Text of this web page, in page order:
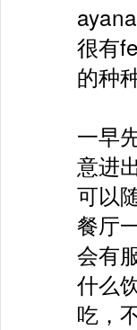
很有
的种
一早
意进
可以
餐厅
会有
什么
吃，